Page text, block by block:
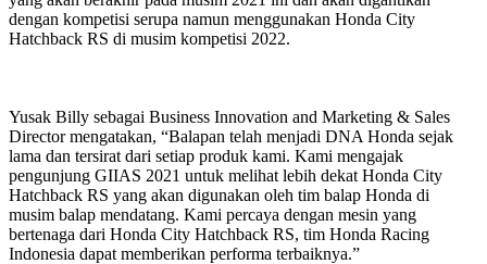
dengan kompetisi serupa namun menggunakan Honda City
Hatchback RS di musim kompetisi 2022.
Yusak Billy sebagai Business Innovation and Marketing & Sales
Director mengatakan, “Balapan telah menjadi DNA Honda sejak
lama dan tersirat dari setiap produk kami. Kami mengajak
pengunjung GIIAS 2021 untuk melihat lebih dekat Honda City
Hatchback RS yang akan digunakan oleh tim balap Honda di
musim balap mendatang. Kami percaya dengan mesin yang
bertenaga dari Honda City Hatchback RS, tim Honda Racing
Indonesia dapat memberikan performa terbaiknya.”